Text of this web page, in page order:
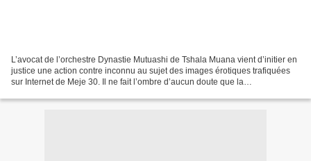
L’avocat de l’orchestre Dynastie Mutuashi de Tshala Muana vient d’initier en
justice une action contre inconnu au sujet des images érotiques trafiquées
sur Internet de Meje 30. Il ne fait l’ombre d’aucun doute que la